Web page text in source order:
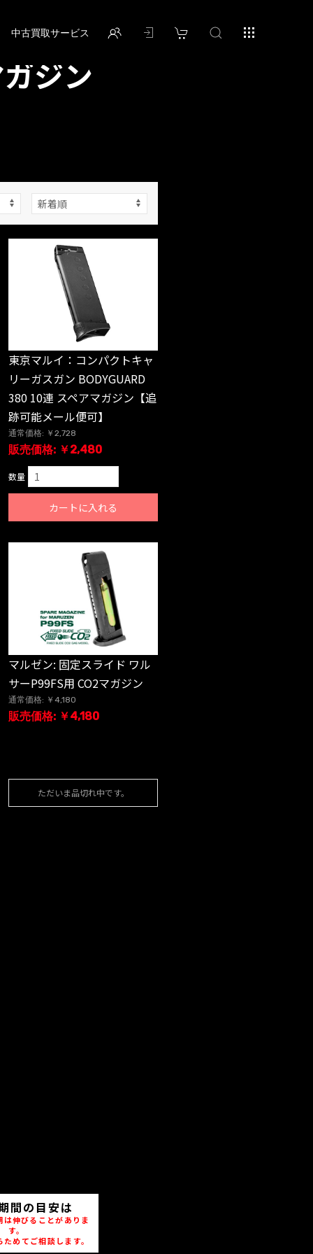
中古買取サービス
ジン
東京マルイ：コンパクトキャ
リーガスガン BODYGUARD
380 10連 スペアマガジン【追
跡可能メール便可】
通常価格: ￥2,728
販売価格: ￥2,480
数量
カートに入れる
マルゼン: 固定スライド ワル
サーP99FS用 CO2マガジン
通常価格: ￥4,180
販売価格: ￥4,180
ただいま品切れ中です。
間の目安は
は伸びることがありま
す。
めてご相談します。